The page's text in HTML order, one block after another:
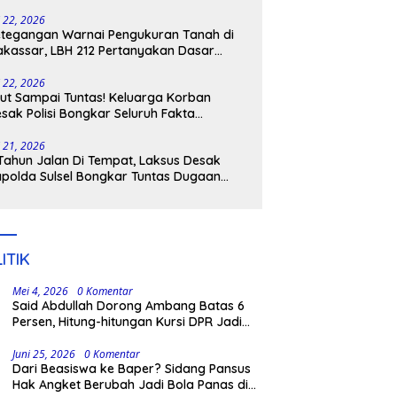
22, 2026
Warnai Pengukuran Tanah di
LBH 212 Pertanyakan Dasar
22, 2026
Sampai Tuntas! Keluarga Korban
Polisi Bongkar Seluruh Fakta
21, 2026
Jalan Di Tempat, Laksus Desak
Sulsel Bongkar Tuntas Dugaan
Mei 4, 2026 0 Komentar
Said Abdullah Dorong Ambang Batas 6
Persen, Hitung-hitungan Kursi DPR Jadi
Juni 25, 2026 0 Komentar
Dari Beasiswa ke Baper? Sidang Pansus
Hak Angket Berubah Jadi Bola Panas di